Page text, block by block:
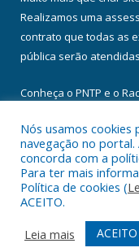
Realizamos uma
contrato que todas as
pública serão
Conheça o PNTP e o
Todos os direitos
Mapa do Site
Acessar Webmail
Nós usamos cookies
navegação no
concorda com a
Para ter mais
Política de cookies (
ACEITO.
Leia mais
ACEITO